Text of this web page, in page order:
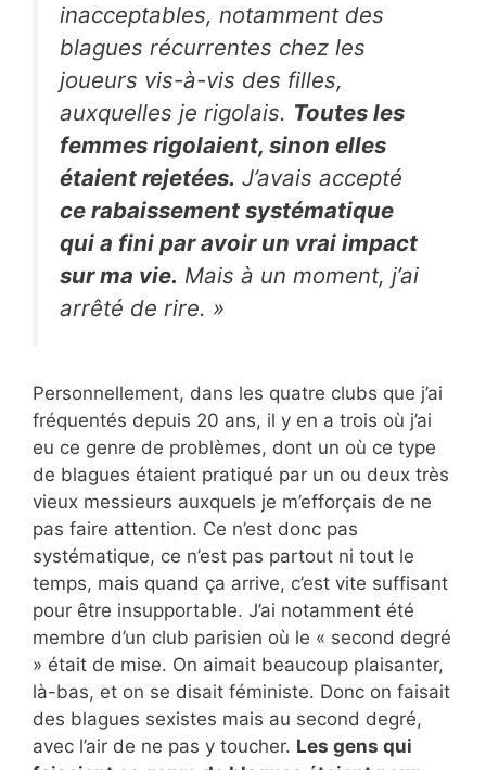
inacceptables, notamment des
blagues récurrentes chez les
joueurs vis-à-vis des filles,
auxquelles je rigolais. Toutes les
femmes rigolaient, sinon elles
étaient rejetées. J’avais accepté
ce rabaissement systématique
qui a fini par avoir un vrai impact
sur ma vie. Mais à un moment, j’ai
arrêté de rire. »
Personnellement, dans les quatre clubs que j’ai
fréquentés depuis 20 ans, il y en a trois où j’ai
eu ce genre de problèmes, dont un où ce type
de blagues étaient pratiqué par un ou deux très
vieux messieurs auxquels je m’efforçais de ne
pas faire attention. Ce n’est donc pas
systématique, ce n’est pas partout ni tout le
temps, mais quand ça arrive, c’est vite suffisant
pour être insupportable. J’ai notamment été
membre d’un club parisien où le « second degré
» était de mise. On aimait beaucoup plaisanter,
là-bas, et on se disait féministe. Donc on faisait
des blagues sexistes mais au second degré,
avec l’air de ne pas y toucher. Les gens qui